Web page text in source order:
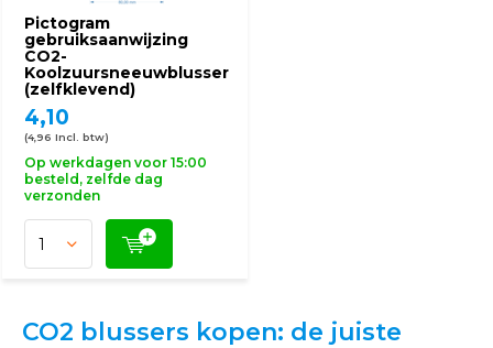
Pictogram
gebruiksaanwijzing
CO2-
Koolzuursneeuwblusser
(zelfklevend)
4,10
(4,96 Incl. btw)
Op werkdagen voor 15:00
besteld, zelfde dag
verzonden
CO2 blussers kopen: de juiste